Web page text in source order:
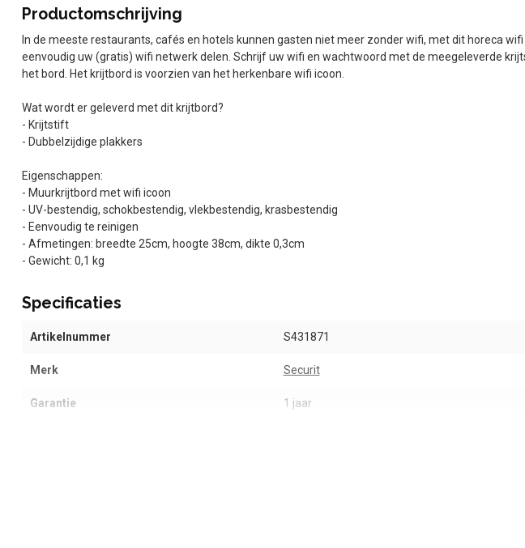
Productomschrijving
In de meeste restaurants, cafés en hotels kunnen gasten niet meer zonder wifi, met dit horeca
eenvoudig uw (gratis) wifi netwerk delen. Schrijf uw wifi en wachtwoord met de meegeleverde
het bord. Het krijtbord is voorzien van het herkenbare wifi icoon.
Wat wordt er geleverd met dit krijtbord?
- Krijtstift
- Dubbelzijdige plakkers
Eigenschappen:
- Muurkrijtbord met wifi icoon
- UV-bestendig, schokbestendig, vlekbestendig, krasbestendig
- Eenvoudig te reinigen
- Afmetingen: breedte 25cm, hoogte 38cm, dikte 0,3cm
- Gewicht: 0,1 kg
Specificaties
Artikelnummer S431871
Merk Securit
Garantie 1 jaar